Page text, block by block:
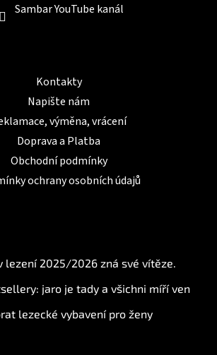
Sambar YouTube kanál
Kontakty
Napište nám
výměna, vrácení
Doprava a Platba
Obchodní podmínky
ochrany osobních údajů
lezení 2025/2026 zná své vítěze.
jaro je tady a všichni míří ven
lezecké vybavení pro ženy